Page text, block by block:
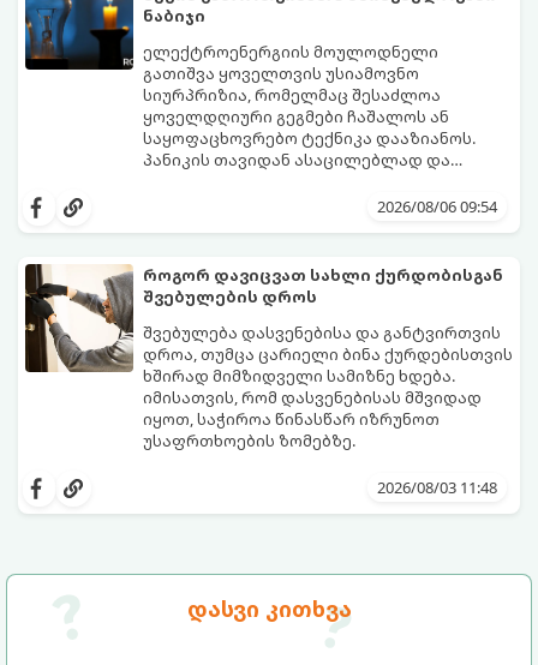
დასვი კითხვა
ნაბიჯი
ელექტროენერგიის მოულოდნელი
გათიშვა ყოველთვის უსიამოვნო
სიურპრიზია, რომელმაც შესაძლოა
ყოველდღიური გეგმები ჩაშალოს ან
საყოფაცხოვრებო ტექნიკა დააზიანოს.
პანიკის თავიდან ასაცილებლად და
უზრუნველსაყოფად, მნიშვნელოვანია
რომლებიც შუქის ქრობისთანავე
2026/08/06 09:54
როგორ დავიცვათ სახლი ქურდობისგან
შვებულების დროს
შვებულება დასვენებისა და განტვირთვის
დროა, თუმცა ცარიელი ბინა ქურდებისთვის
ხშირად მიმზიდველი სამიზნე ხდება.
იმისათვის, რომ დასვენებისას მშვიდად
იყოთ, საჭიროა წინასწარ იზრუნოთ
უსაფრთხოების ზომებზე.
2026/08/03 11:48